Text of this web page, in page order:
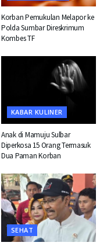
Korban Pemukulan Melapor ke
Polda Sumbar Direskrimum
Kombes TF
KABAR KULINER
Anak di Mamuju Sulbar
Diperkosa 15 Orang Termasuk
Dua Paman Korban
SEHAT